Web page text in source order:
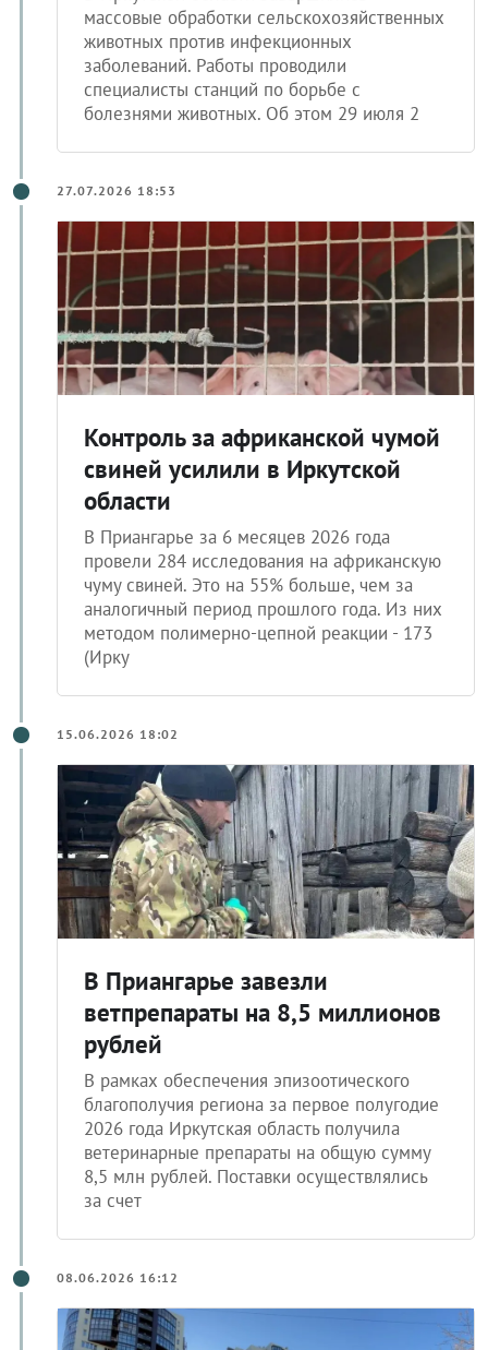
В Иркутской области завершились
массовые обработки сельскохозяйственных
животных против инфекционных
заболеваний. Работы проводили
специалисты станций по борьбе с
Контроль за африканской чумой
свиней усилили в Иркутской
В Приангарье за 6 месяцев 2026 года
провели 284 исследования на африканскую
чуму свиней. Это на 55% больше, чем за
аналогичный период прошлого года. Из них
методом полимерно-цепной реакции - 173
В Приангарье завезли
ветпрепараты на 8,5 миллионов
рублей
В рамках обеспечения эпизоотического
благополучия региона за первое полугодие
2026 года Иркутская область получила
ветеринарные препараты на общую сумму
8,5 млн рублей. Поставки осуществлялись